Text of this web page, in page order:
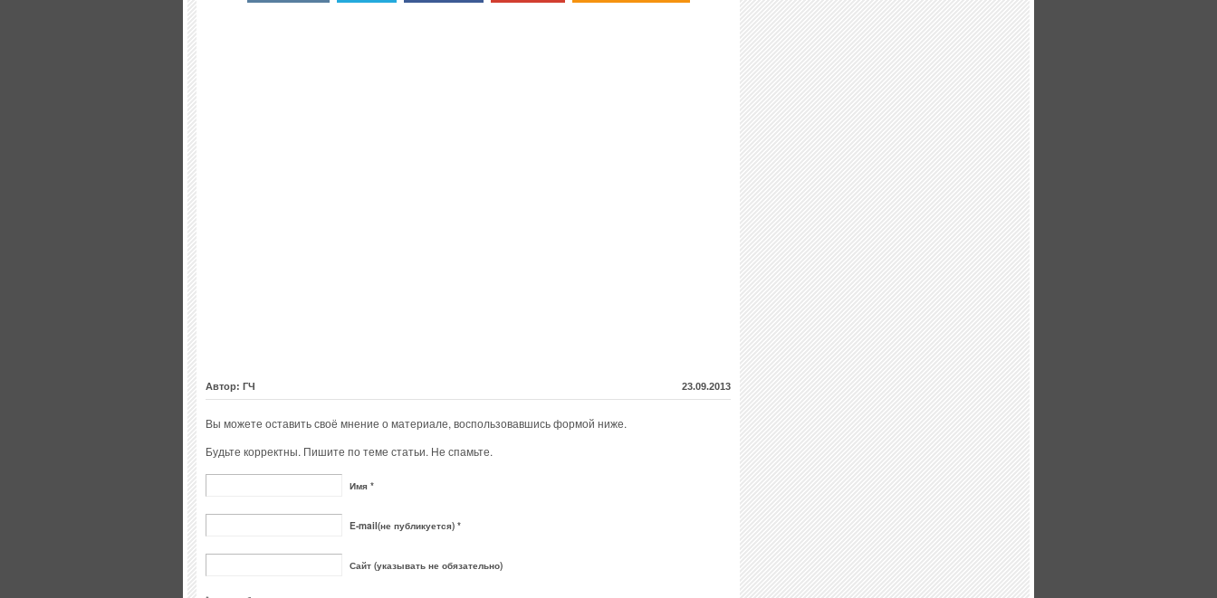
Автор: ГЧ 23.09.2013
Вы можете оставить своё мнение о материале, воспользовавшись формой ниже.
Будьте корректны. Пишите по теме статьи. Не спамьте.
Имя *
E-mail(не публикуется) *
Сайт (указывать не обязательно)